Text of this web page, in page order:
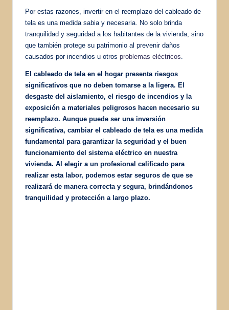
Por estas razones, invertir en el reemplazo del cableado de
tela es una medida sabia y necesaria. No solo brinda
tranquilidad y seguridad a los habitantes de la vivienda, sino
que también protege su patrimonio al prevenir daños
causados por incendios u otros problemas eléctricos
El cableado de tela en el hogar presenta riesgos
significativos que no deben tomarse a la ligera. El
desgaste del aislamiento, el riesgo de incendios y la
exposición a materiales peligrosos hacen necesario su
reemplazo. Aunque puede ser una inversión
significativa, cambiar el cableado de tela es una medida
fundamental para garantizar la seguridad y el buen
funcionamiento del sistema eléctrico en nuestra
vivienda. Al elegir a un profesional calificado para
realizar esta labor, podemos estar seguros de que se
realizará de manera correcta y segura, brindándonos
tranquilidad y protección a largo plazo.